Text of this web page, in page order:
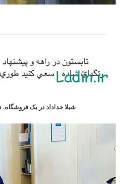
شیلا خداداد در یک فروشگاه.